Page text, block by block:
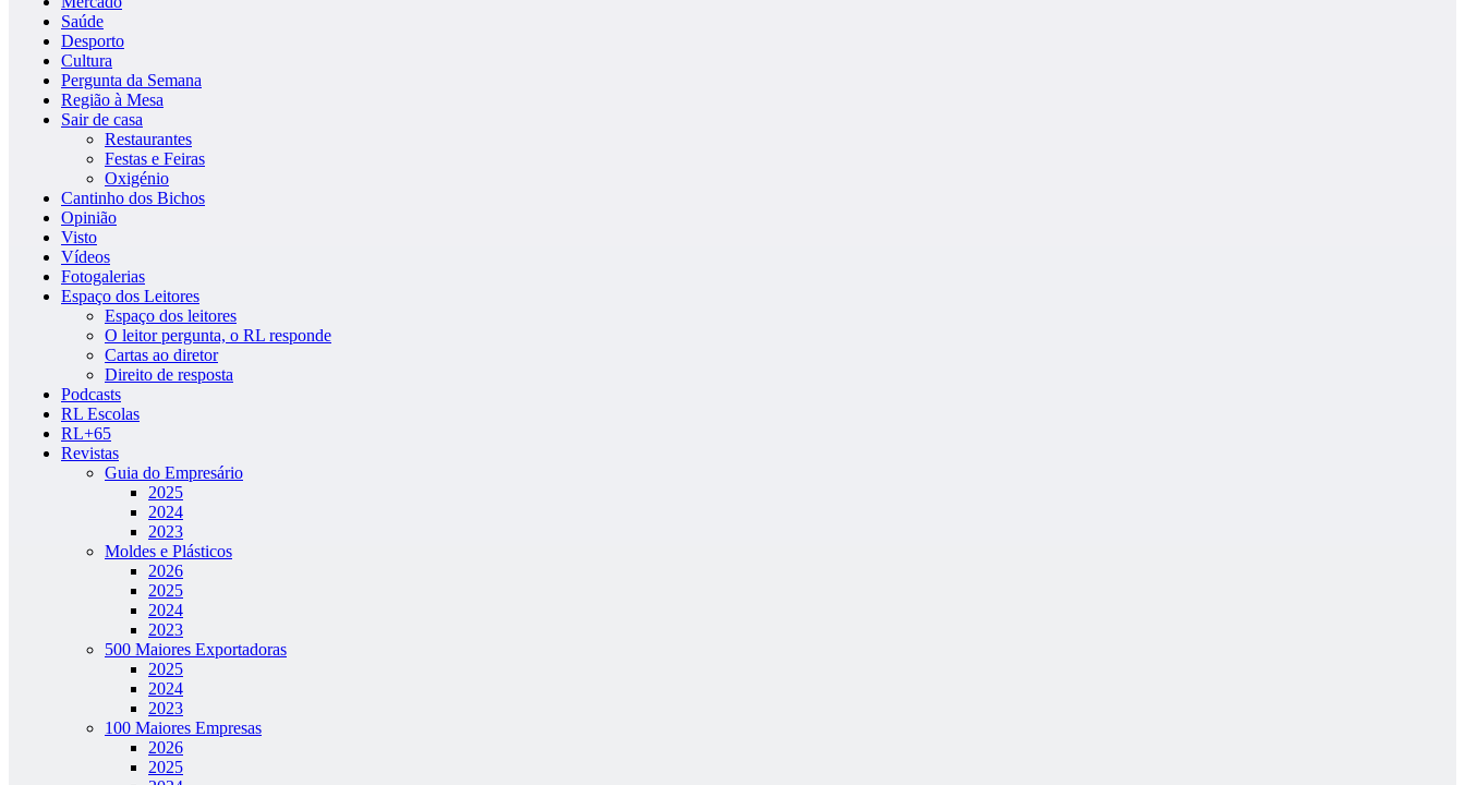
Saúde
Desporto
Cultura
Pergunta da Semana
Região à Mesa
Sair de casa
Restaurantes
Festas e Feiras
Oxigénio
Cantinho dos Bichos
Opinião
Visto
Vídeos
Fotogalerias
Espaço dos Leitores
Espaço dos leitores
O leitor pergunta, o RL responde
Cartas ao diretor
Direito de resposta
Podcasts
RL Escolas
RL+65
Revistas
Guia do Empresário
2025
2024
2023
Moldes e Plásticos
2026
2025
2024
2023
500 Maiores Exportadoras
2025
2024
2023
100 Maiores Empresas
2026
2025